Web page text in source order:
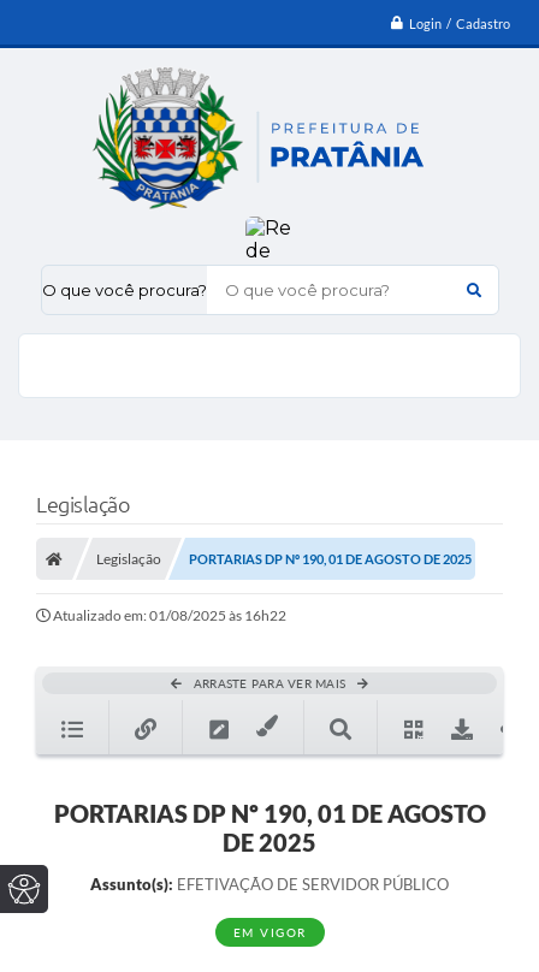
Login / Cadastro
O que você procura?
Legislação
Legislação PORTARIAS DP Nº 190, 01 DE AGOSTO DE 2025
Atualizado em: 01/08/2025 às 16h22
ARRASTE PARA VER MAIS
PORTARIAS DP Nº 190, 01 DE AGOSTO
DE 2025
Assunto(s): EFETIVAÇÃO DE SERVIDOR PÚBLICO
EM VIGOR